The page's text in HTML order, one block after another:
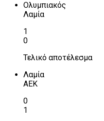
Ολυμπιακός
Λαμία
1
0
Τελικό αποτέλεσμα
Λαμία
ΑΕΚ
0
1